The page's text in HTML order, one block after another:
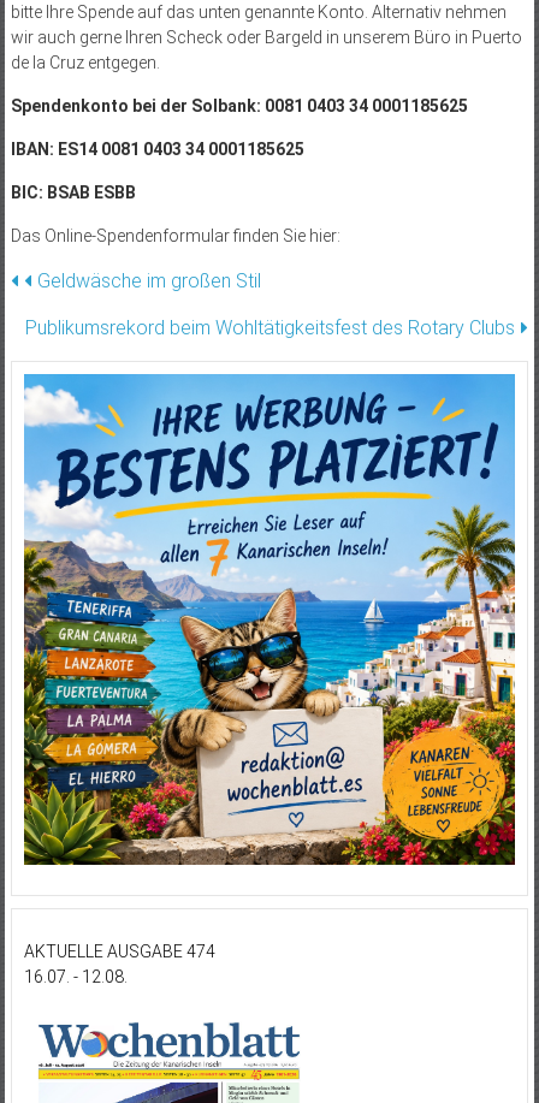
bitte Ihre Spende auf das unten genannte Konto. Alternativ nehmen
wir auch gerne Ihren Scheck oder Bargeld in unserem Büro in Puerto
de la Cruz entgegen.
Spendenkonto bei der Solbank: 0081 0403 34 0001185625
IBAN: ES14 0081 0403 34 0001185625
BIC: BSAB ESBB
Das Online-Spendenformular finden Sie hier:
Beitragsnavigation
Geldwäsche im großen Stil
Publikumsrekord beim Wohl­tätigkeitsfest des Rotary Clubs
AKTUELLE AUSGABE 474
16.07. - 12.08.